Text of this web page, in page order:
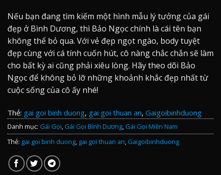
Nếu bạn đang tìm kiếm một hình mẫu lý tưởng của gái
đẹp ở Bình Dương, thì Bảo Ngọc chính là cái tên bạn
không thể bỏ qua. Với vẻ đẹp ngọt ngào, body tuyệt
đẹp cùng với cá tính cuốn hút, cô nàng chắc chắn sẽ làm
cho bất kỳ ai cũng phải xiêu lòng. Hãy theo dõi Bảo
Ngọc để không bỏ lỡ những khoảnh khắc đẹp nhất từ
cuộc sống của cô ấy nhé!
Thẻ: gai goi binh duong, gai goi thuan an, Gaigoibinhduong
Danh mục: Gái Gọi, Gái Gọi Bình Dương, Gái Gọi Miền Nam
Thẻ: gai goi binh duong, gai goi thuan an, Gaigoibinhduong